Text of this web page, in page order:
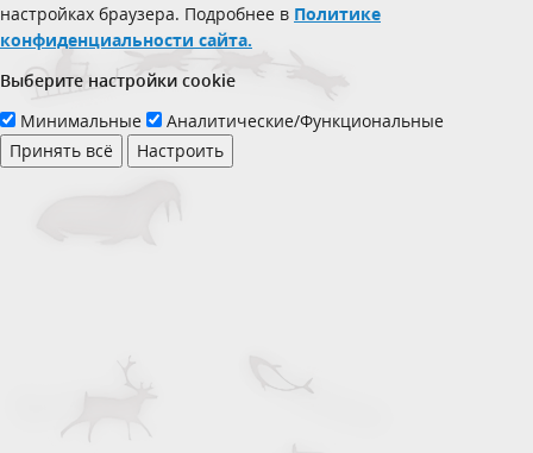
настройках браузера. Подробнее в Политике
конфиденциальности сайта.
Выберите настройки cookie
Минимальные
Аналитические/Функциональные
Принять всё
Настроить